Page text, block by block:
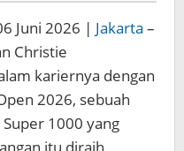
Juni 2026 | Jakarta –
Christie
kariernya dengan
2026, sebuah
1000 yang